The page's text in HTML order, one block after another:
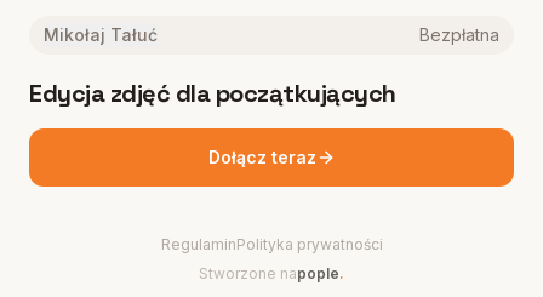
Mikołaj Tałuć Bezpłatna
Edycja zdjęć dla początkujących
Dołącz teraz
RegulaminPolityka prywatności
Stworzone napople.